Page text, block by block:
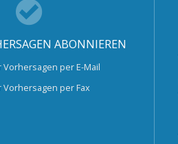
ABONNIEREN
per E-Mail
per Fax